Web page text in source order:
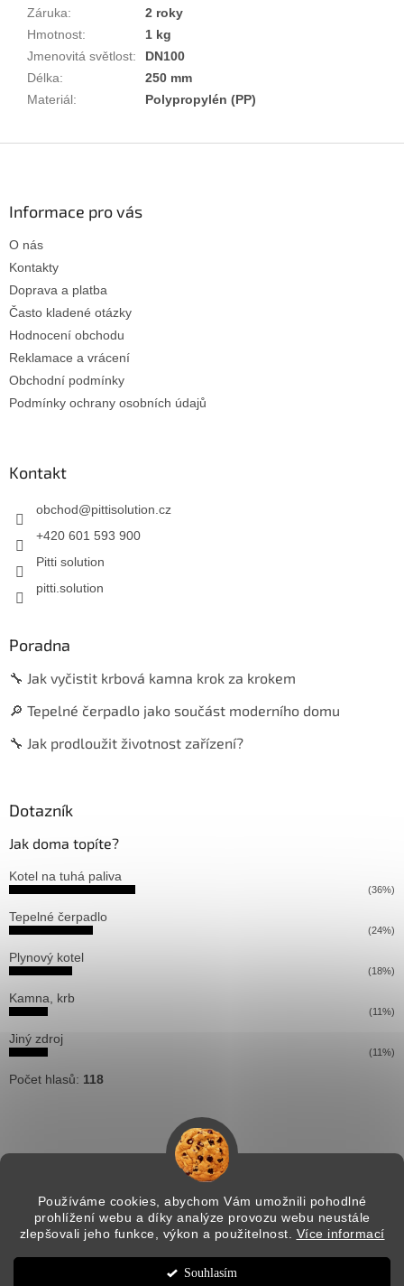
Používáme cookies, abychom Vám umožnili pohodlné
prohlížení webu a díky analýze provozu webu neustále
zlepšovali jeho funkce, výkon a použitelnost. Více informací
Souhlasím
Záruka:
2 roky
Hmotnost:
1 kg
Jmenovitá světlost:
DN100
Délka:
250 mm
Materiál: Polypropylén (PP)
Informace pro vás
O nás
Kontakty
Doprava a platba
Často kladené otázky
Hodnocení obchodu
Reklamace a vrácení
Obchodní podmínky
Podmínky ochrany osobních údajů
Kontakt
obchod@pittisolution.cz
+420 601 593 900
Pitti solution
pitti.solution
Poradna
🔧 Jak vyčistit krbová kamna krok za krokem
🔎 Tepelné čerpadlo jako součást moderního domu
🔧 Jak prodloužit životnost zařízení?
Dotazník
Jak doma topíte?
Kotel na tuhá paliva
(36%)
Tepelné čerpadlo
(24%)
Plynový kotel
(18%)
Kamna, krb
(11%)
Jiný zdroj
(11%)
Počet hlasů: 118
Vytvořil Shoptet
Pitti solution. Všechna práva vyhrazena.